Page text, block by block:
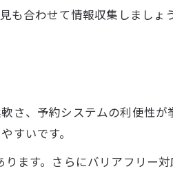
も合わせて情報収集しましょ
さ、予約システムの利便性が
すいです。
ます。さらにバリアフリー